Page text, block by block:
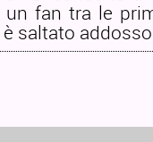
un fan tra le
saltato addosso